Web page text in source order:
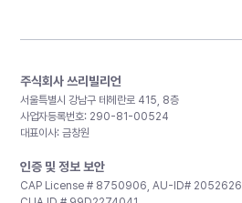
주식회사 쓰리빌리언
서울특별시 강남구 테헤란로 415, 8층
사업자등록번호: 290-81-00524
대표이사: 금창원
인증 및 정보 보안
CAP License # 8750906, AU-ID# 2052626